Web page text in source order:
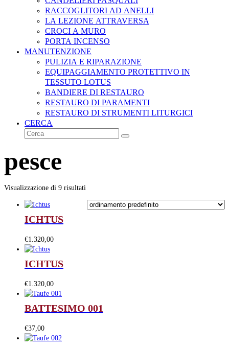
RACCOGLITORI AD ANELLI
LA LEZIONE ATTRAVERSA
CROCI A MURO
PORTA INCENSO
MANUTENZIONE
PULIZIA E RIPARAZIONE
EQUIPAGGIAMENTO PROTETTIVO IN
TESSUTO LOTUS
BANDIERE DI RESTAURO
RESTAURO DI PARAMENTI
RESTAURO DI STRUMENTI LITURGICI
CERCA
Cerca
Invia
pesce
Visualizzazione di 9 risultati
ICHTUS
€1.320,00
ICHTUS
€1.320,00
BATTESIMO 001
€37,00